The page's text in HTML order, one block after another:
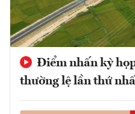
Điểm nhấn kỳ
thường lệ lần thứ